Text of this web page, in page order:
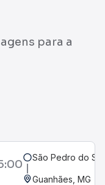
para a
São Pedro do
Guanhães, MG